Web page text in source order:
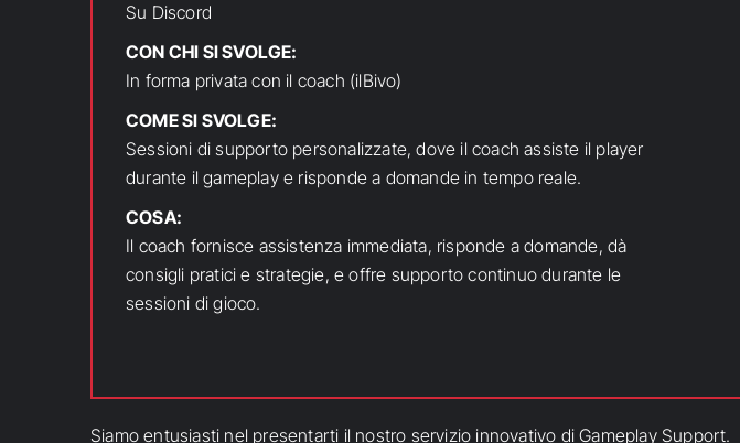
Su Discord
CON CHI SI SVOLGE:
In forma privata con il coach (ilBivo)
COME SI SVOLGE:
Sessioni di supporto personalizzate, dove il coach assiste il player
durante il gameplay e risponde a domande in tempo reale.
COSA:
Il coach fornisce assistenza immediata, risponde a domande, dà
consigli pratici e strategie, e offre supporto continuo durante le
sessioni di gioco.
Siamo entusiasti nel presentarti il nostro servizio innovativo di Gameplay Support.